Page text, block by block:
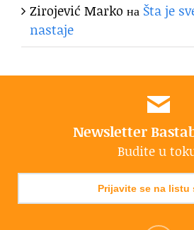
Zirojević Marko на Šta je
nastaje
Newsletter
Budite u
Prijavite se na listu